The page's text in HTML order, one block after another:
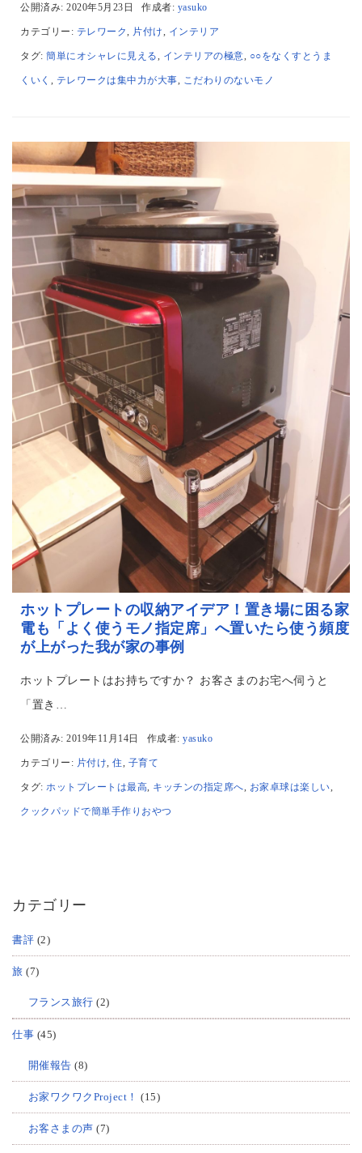
公開済み: 2020年5月23日 作成者: yasuko
カテゴリー: テレワーク 片付け インテリア
タグ: 簡単にオシャレに見える インテリアの極意 ○○をなくすとうま
くいく テレワークは集中力が大事 こだわりのないモノ
ホットプレートの収納アイデア！置き場に困る家
電も「よく使うモノ指定席」へ置いたら使う頻度
が上がった我が家の事例
ホットプレートはお持ちですか？ お客さまのお宅へ伺うと
「置き…
公開済み: 2019年11月14日 作成者: yasuko
カテゴリー: 片付け, 住, 子育て
タグ: ホットプレートは最高, キッチンの指定席へ, お家卓球は楽しい,
クックパッドで簡単手作りおやつ
カテゴリー
書評 (2)
旅 (7)
フランス旅行 (2)
仕事 (45)
開催報告 (8)
お家ワクワクProject！ (15)
お客さまの声 (7)